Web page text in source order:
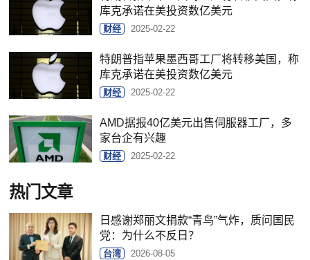
库克承诺在美投资数亿美元
财经 2025-02-22
特朗普指苹果墨西哥工厂将转移美国，称
库克承诺在美投资数亿美元
财经 2025-02-22
AMD据报40亿美元出售伺服器工厂，多
家台企有兴趣
财经 2025-02-22
热门文章
日感谢郑丽文捐款“青鸟”气炸，质问国民
党：为什么不反日？
台湾 2026-08-05